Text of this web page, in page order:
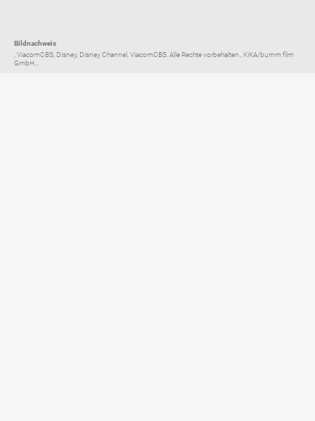
Bildnachweis
, ViacomCBS, Disney, Disney Channel, ViacomCBS. Alle Rechte vorbehalten., KiKA/bumm film
GmbH...